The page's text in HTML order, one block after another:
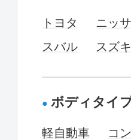
トヨタ ニッ
スバル
スズキ
ボディタイ
軽自動車
コ